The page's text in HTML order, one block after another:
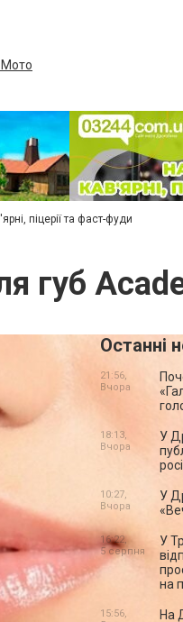
піцерії та фаст-фуди
губ
Останні
21:56,
Вчора
У
18:13,
Вчора
У
10:27,
Вчора
У
на
16:22,
5 серпня
На
15:56,